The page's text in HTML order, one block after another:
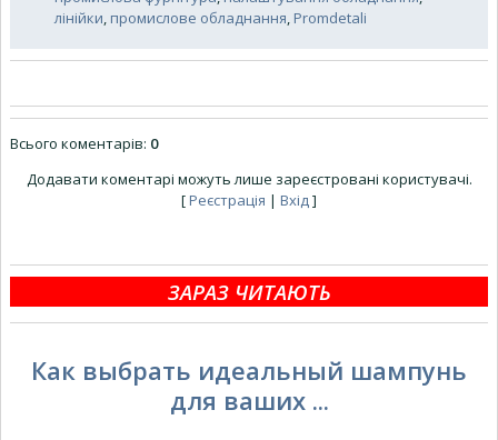
лінійки, промислове обладнання, Promdetali
Всього коментарів: 0
Додавати коментарі можуть лише зареєстровані користувачі.
[Реєстрація | Вхід]
ЗАРАЗ ЧИТАЮТЬ
Как выбрать идеальный шампунь
для ваших ...